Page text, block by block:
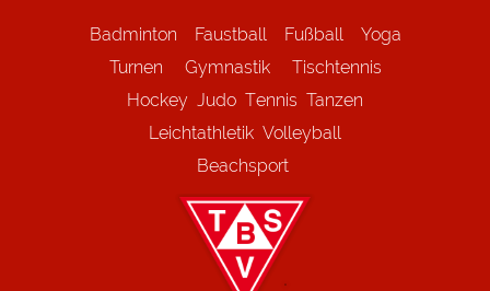
Badminton Faustball Fußball
Yoga
Turnen
Gymnastik Tischtennis
Hockey Judo Tennis Tanzen
Leichtathletik Volleyball
Beachsport